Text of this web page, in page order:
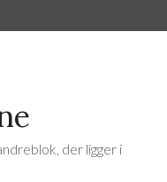
der ligger i